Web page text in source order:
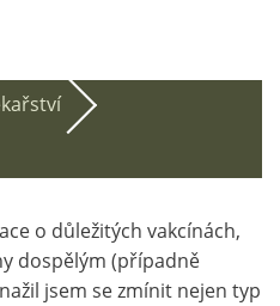
o důležitých vakcínách,
dospělým (případně
jsem se zmínit nejen typ